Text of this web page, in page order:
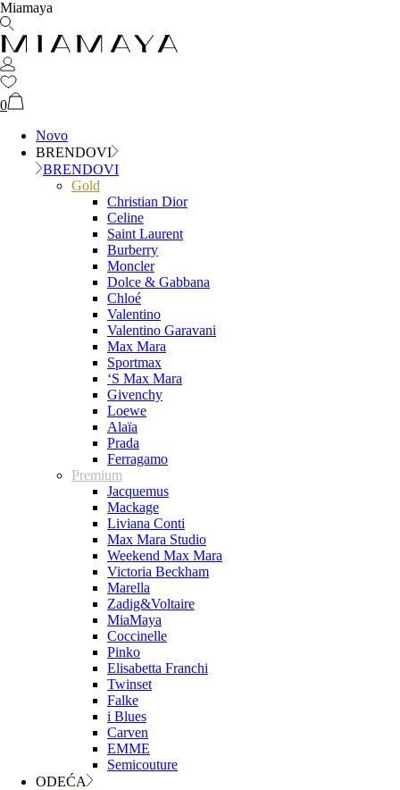
Miamaya
0
Novo
BRENDOVI
BRENDOVI
Gold
Christian Dior
Celine
Saint Laurent
Burberry
Moncler
Dolce & Gabbana
Chloé
Valentino
Valentino Garavani
Max Mara
Sportmax
‘S Max Mara
Givenchy
Loewe
Alaïa
Prada
Ferragamo
Premium
Jacquemus
Mackage
Liviana Conti
Max Mara Studio
Weekend Max Mara
Victoria Beckham
Marella
Zadig&Voltaire
MiaMaya
Coccinelle
Pinko
Elisabetta Franchi
Twinset
Falke
i Blues
Carven
EMME
Semicouture
ODEĆA